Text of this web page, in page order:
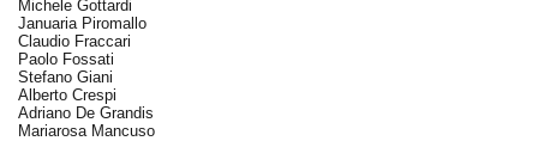
Michele Gottardi
Januaria Piromallo
Claudio Fraccari
Paolo Fossati
Stefano Giani
Alberto Crespi
Adriano De Grandis
Mariarosa Mancuso